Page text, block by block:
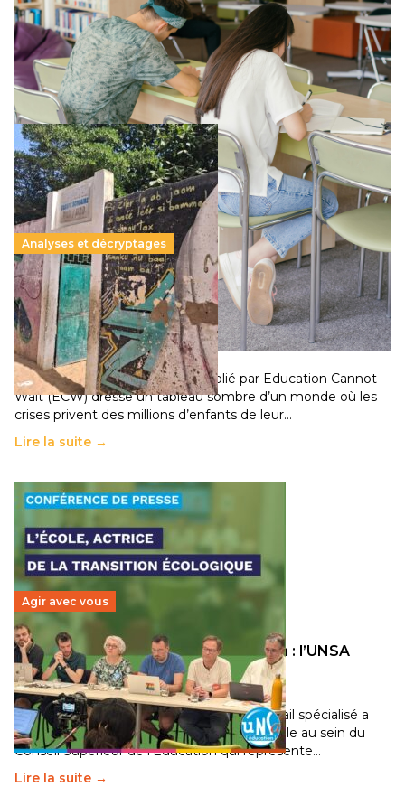
Le projet de loi sur la régulation de l’enseignement
supérieur privé met en lumière l’amplification d’un système
qui relègue l’acte pédagogique au superfétatoire, voire à…
Lire la suite →
Analyses et décryptages
258 millions d’enfants victimes de la guerre, des
chocs climatiques et des déplacements de
population
11 juillet 2026–National
Un nouveau rapport mondial publié par Education Cannot
Wait (ECW) dresse un tableau sombre d’un monde où les
crises privent des millions d’enfants de leur…
Lire la suite →
Agir avec vous
Transition écologique de l’éducation : l’UNSA
Éducation fait bouger les lignes
30 juin 2026–National
Pendant plusieurs mois, un groupe de travail spécialisé a
travaillé sur la transition écologique de l’Ecole au sein du
Conseil Supérieur de l’Éducation qui représente…
Lire la suite →